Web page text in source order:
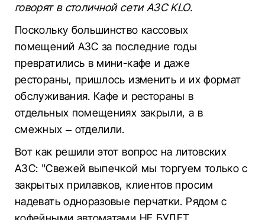
говорят в столичной сети АЗС KLO.
Поскольку большинство кассовых
помещений АЗС за последние годы
превратились в мини-кафе и даже
рестораны, пришлось изменить и их формат
обслуживания. Кафе и рестораны в
отдельных помещениях закрыли, а в
смежных – отделили.
Вот как решили этот вопрос на литовских
АЗС: "Свежей выпечкой мы торгуем только с
закрытых прилавков, клиентов просим
надевать одноразовые перчатки. Рядом с